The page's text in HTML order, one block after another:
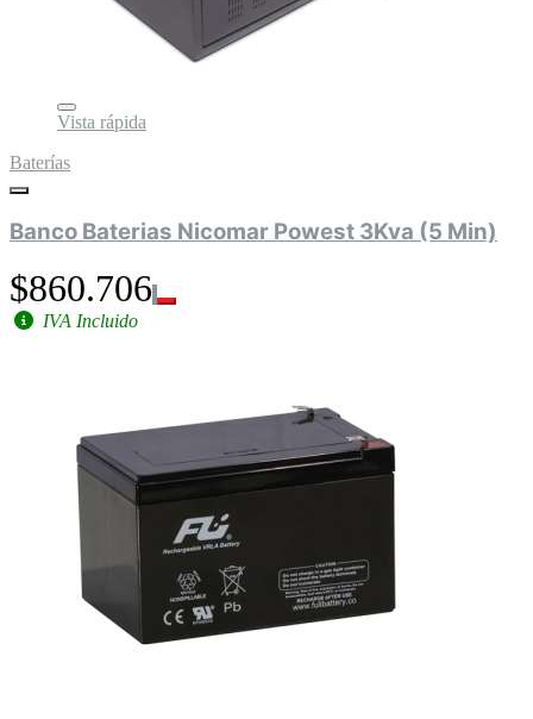
Vista rápida
Baterías
Banco Baterias Nicomar Powest 3Kva (5 Min)
$860.706
IVA Incluido